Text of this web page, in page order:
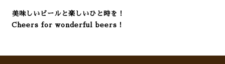
美味しいビールと楽しいひと時を！
Cheers for wonderful beers！